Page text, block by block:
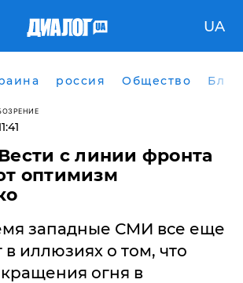
UA
россия Общество
с линии фронта
оптимизм
западные СМИ все еще
иллюзиях о том, что
огня в